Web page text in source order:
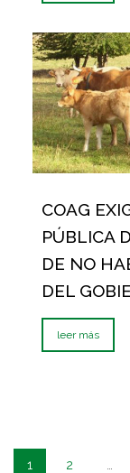
COAG
PÚBLICA
DE NO
DEL
leer más
1 2